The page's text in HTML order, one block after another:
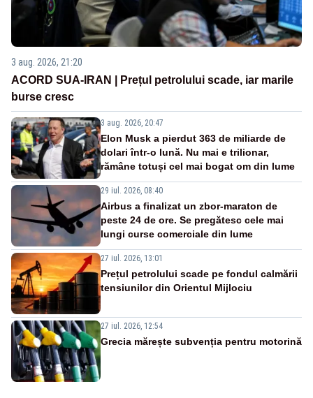
3 aug. 2026, 21:20
ACORD SUA-IRAN | Prețul petrolului scade, iar marile
burse cresc
3 aug. 2026, 20:47
Elon Musk a pierdut 363 de miliarde de
dolari într-o lună. Nu mai e trilionar,
rămâne totuși cel mai bogat om din lume
29 iul. 2026, 08:40
Airbus a finalizat un zbor-maraton de
peste 24 de ore. Se pregătesc cele mai
lungi curse comerciale din lume
27 iul. 2026, 13:01
Prețul petrolului scade pe fondul calmării
tensiunilor din Orientul Mijlociu
27 iul. 2026, 12:54
Grecia mărește subvenția pentru motorină